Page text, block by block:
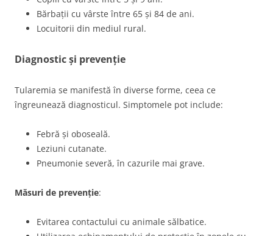
Bărbații cu vârste între 65 și 84 de ani.
Locuitorii din mediul rural.
Diagnostic și prevenție
Tularemia se manifestă în diverse forme, ceea ce
îngreunează diagnosticul. Simptomele pot include:
Febră și oboseală.
Leziuni cutanate.
Pneumonie severă, în cazurile mai grave.
Măsuri de prevenție:
Evitarea contactului cu animale sălbatice.